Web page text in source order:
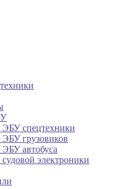
ЭБУ спецтехники
грузовиков
автобуса
электроники